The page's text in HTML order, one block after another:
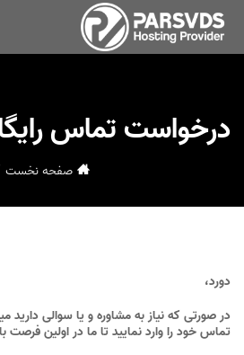
درخواست تماس
صفحه نخست
دورد،
در صورتی که نیاز به مشاوره و یا سوالی دارید
تماس خود را وارد نمایید تا ما در اولین